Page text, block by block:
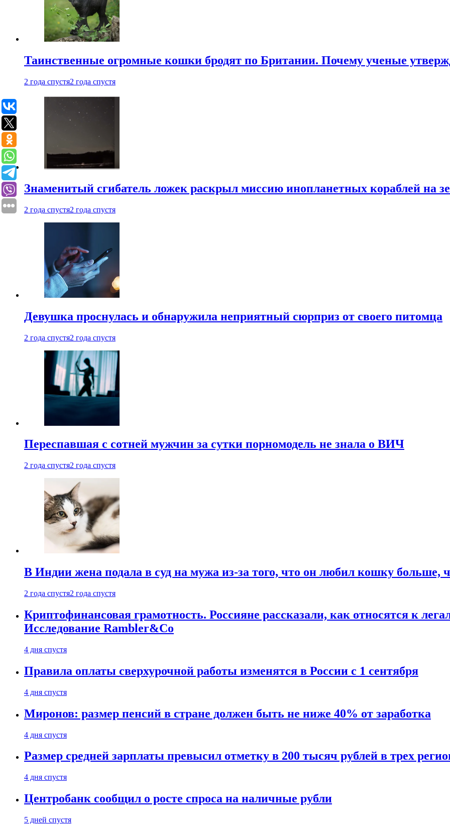
Таинственные огромные кошки бродят по Британии. Почему ученые
2 года спустя2 года спустя
Знаменитый сгибатель ложек раскрыл миссию инопланетных кораблей на
2 года спустя2 года спустя
Девушка проснулась и обнаружила неприятный сюрприз от своего питомца
2 года спустя2 года спустя
Переспавшая с сотней мужчин за сутки порномодель не знала о ВИЧ
2 года спустя2 года спустя
В Индии жена подала в суд на мужа из-за того, что он любил кошку больше,
2 года спустя2 года спустя
Криптофинансовая грамотность. Россияне рассказали, как относятся к
Исследование Rambler&Co
4 дня спустя
Правила оплаты сверхурочной работы изменятся в России с 1 сентября
4 дня спустя
Миронов: размер пенсий в стране должен быть не ниже 40% от заработка
4 дня спустя
Размер средней зарплаты превысил отметку в 200 тысяч рублей в трех
4 дня спустя
Центробанк сообщил о росте спроса на наличные рубли
5 дней спустя